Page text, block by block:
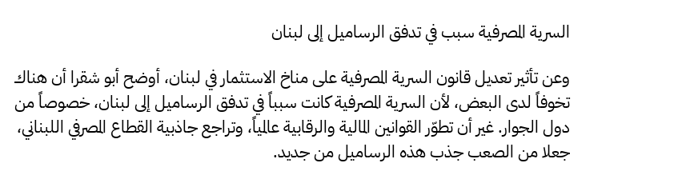
السرية المصرفية سبب في تدفق الرساميل إلى لبنان
وعن تأثير تعديل قانون السرية المصرفية على مناخ الاستثمار في لبنان، أوضح أبو شقرا أن هناك
تخوفاً لدى البعض، لأن السرية المصرفية كانت سبباً في تدفق الرساميل إلى لبنان، خصوصاً من
دول الجوار. غير أن تطوّر القوانين المالية والرقابية عالمياً، وتراجع جاذبية القطاع المصرفي اللبناني،
جعلا من الصعب جذب هذه الرساميل من جديد.